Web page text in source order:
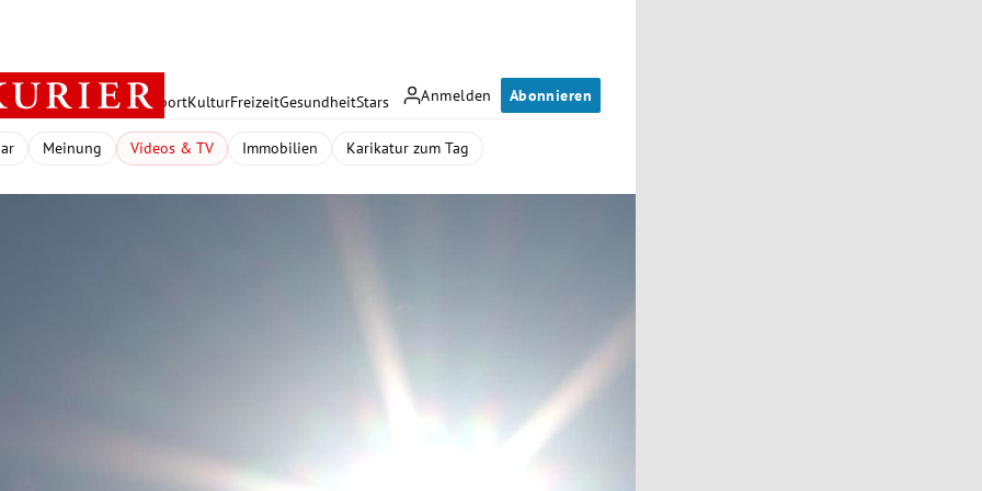
Anmelden Abonnieren
PolitikWirtschaft SportKulturFreizeitGesundheitStars
Meinung Videos & TV Immobilien Karikatur zum Tag